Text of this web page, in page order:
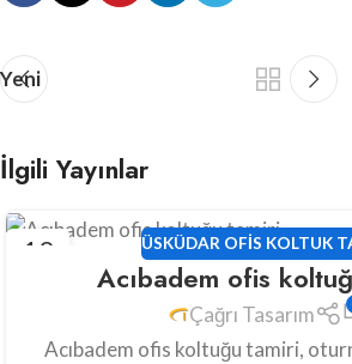
Yeni
İlgili Yayınlar
19 ÜSKÜDAR OFIS KOLTUK
Acıbadem ofis
Çağrı Tasarım
Acıbadem ofis koltuğu tamiri,